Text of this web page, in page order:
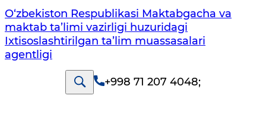
O‘zbekiston Respublikasi Maktabgacha va
maktab ta’limi vazirligi huzuridagi
Ixtisoslashtirilgan ta’lim muassasalari
agentligi
+998 71 207 4048;